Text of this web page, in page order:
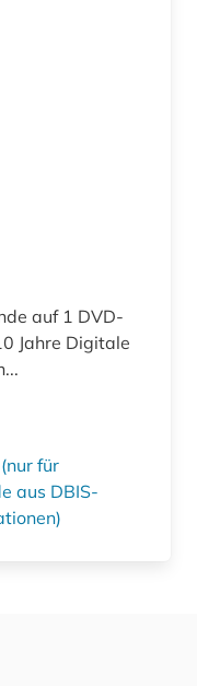
auf 1 DVD-
Jahre Digitale
für
aus DBIS-